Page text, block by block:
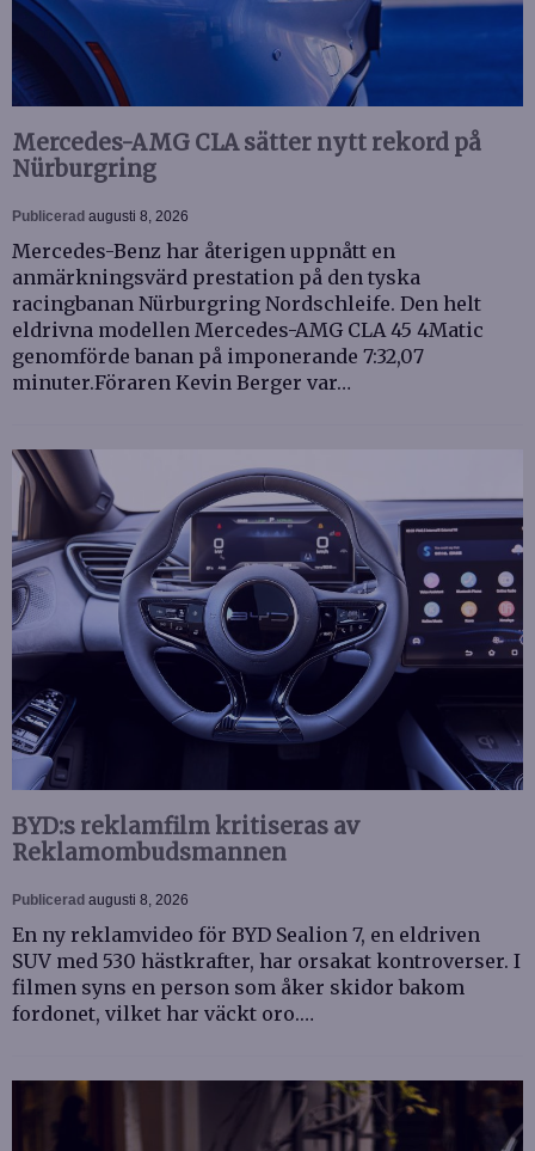
Mercedes-AMG CLA sätter nytt rekord på
Nürburgring
Publicerad augusti 8, 2026
Mercedes-Benz har återigen uppnått en
anmärkningsvärd prestation på den tyska
racingbanan Nürburgring Nordschleife. Den helt
eldrivna modellen Mercedes-AMG CLA 45 4Matic
genomförde banan på imponerande 7:32,07
minuter.Föraren Kevin Berger var…
BYD:s reklamfilm kritiseras av
Reklamombudsmannen
Publicerad augusti 8, 2026
En ny reklamvideo för BYD Sealion 7, en eldriven
SUV med 530 hästkrafter, har orsakat kontroverser. I
filmen syns en person som åker skidor bakom
fordonet, vilket har väckt oro.…